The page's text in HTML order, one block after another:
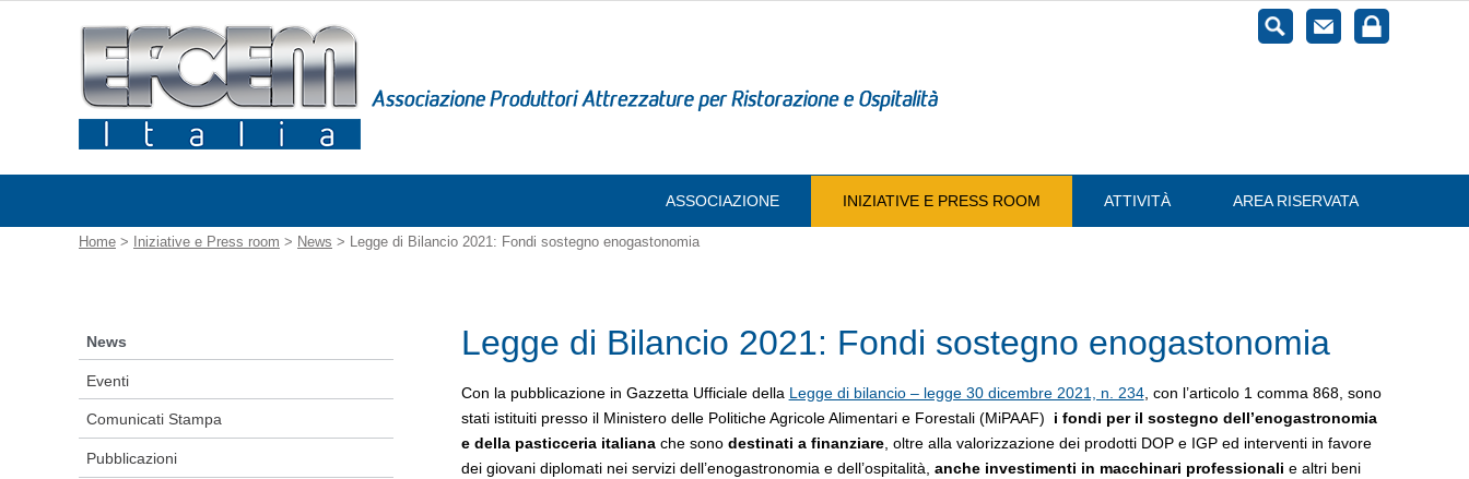
ASSOCIAZIONE INIZIATIVE E PRESS ROOM ATTIVITÀ AREA RISERVATA
Home > Iniziative e Press room > News > Legge di Bilancio 2021: Fondi sostegno enogastonomia
News
Eventi
Comunicati Stampa
Pubblicazioni
Legge di Bilancio 2021: Fondi sostegno enogastonomia
Con la pubblicazione in Gazzetta Ufficiale della Legge di bilancio – legge 30 dicembre 2021, n. 234, con l’articolo 1 comma 868, sono
stati istituiti presso il Ministero delle Politiche Agricole Alimentari e Forestali (MiPAAF)
i fondi per il sostegno dell’enogastronomia
e della pasticceria italianache sono destinati a finanziare, oltre alla valorizzazione dei prodotti DOP e IGP ed interventi in favore
dei giovani diplomati nei servizi dell’enogastronomia e dell’ospitalità, anche investimenti in macchinari professionali e altri beni